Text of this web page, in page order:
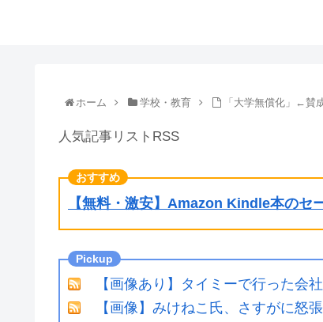
ホーム 学校・教育 「大学無償化」←賛
人気記事リストRSS
【無料・激安】Amazon Kindle本のセ
【画像あり】タイミーで行った会
【画像】みけねこ氏、さすがに怒